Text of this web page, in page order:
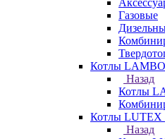
Газовые
Котлы
Назад
Котлы
Котлы LUTEX
Назад